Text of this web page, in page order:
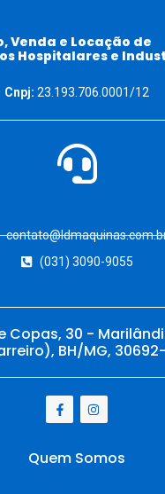
Venda e Locação de
Hospitalares e
Cnpj: 23.193.706.0001/12
(031) 3090-9055
Copas, 30 -
BH/MG,
Quem Somos